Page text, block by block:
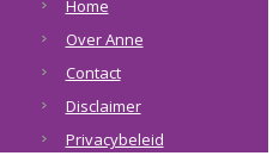
Home
Over Anne
Contact
Disclaimer
Privacybeleid